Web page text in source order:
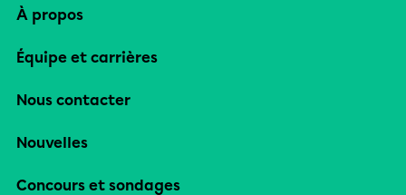
À propos
Équipe et carrières
Nous contacter
Nouvelles
Concours et sondages